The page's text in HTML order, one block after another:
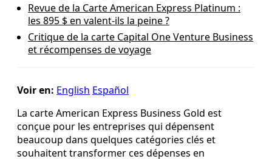
Revue de la Carte American Express Platinum :
les 895 $ en valent‑ils la peine ?
Critique de la carte Capital One Venture Business
et récompenses de voyage
Voir en: English Español
La carte American Express Business Gold est
conçue pour les entreprises qui dépensent
beaucoup dans quelques catégories clés et
souhaitent transformer ces dépenses en